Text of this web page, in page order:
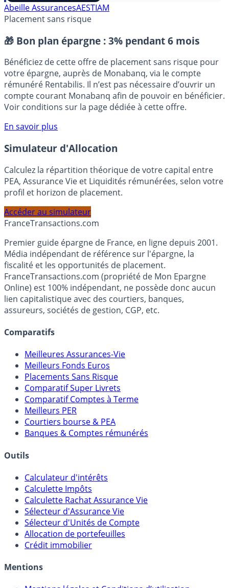
Abeille AssurancesAESTIAM
Placement sans risque
🎁 Bon plan épargne : 3% pendant 6 mois
Bénéficiez de cette offre de placement sans risque pour
votre épargne, auprès de Monabanq, via le compte
rémunéré Rentabilis. Il n’est pas nécessaire d’ouvrir un
compte courant Monabanq afin de pouvoir en bénéficier.
Voir conditions sur la page dédiée à cette offre.
En savoir plus
Simulateur d'Allocation
Calculez la répartition théorique de votre capital entre
PEA, Assurance Vie et Liquidités rémunérées, selon votre
profil et horizon de placement.
Accéder au simulateur
FranceTransactions.com
Premier guide épargne de France, en ligne depuis 2001.
Média indépendant de référence sur l'épargne, la
fiscalité et les opportunités de placement.
FranceTransactions.com (propriété de Mon Epargne
Online) est 100% indépendant, ne possède donc aucun
lien capitalistique avec des courtiers, banques,
assureurs, sociétés de gestion, CGP, etc.
Comparatifs
Meilleures Assurances-Vie
Meilleurs Fonds Euros
Placements Sans Risque
Comparatif Super Livrets
Comparatif Comptes à Terme
Meilleurs PER
Courtiers bourse & PEA
Banques & Comptes rémunérés
Outils
Calculateur d'intérêts
Calculette Impôts
Calculette Rachat Assurance Vie
Sélecteur d'Assurance Vie
Sélecteur d'Unités de Compte
Allocation de portefeuilles
Crédit immobilier
Mentions